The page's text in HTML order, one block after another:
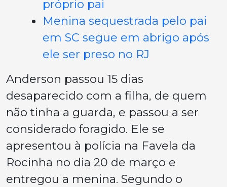
próprio pai
Menina sequestrada pelo pai
em SC segue em abrigo após
ele ser preso no RJ
Anderson passou 15 dias
desaparecido com a filha, de quem
não tinha a guarda, e passou a ser
considerado foragido. Ele se
apresentou à polícia na Favela da
Rocinha no dia 20 de março e
entregou a menina. Segundo o